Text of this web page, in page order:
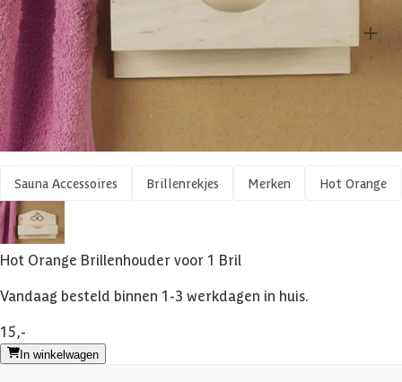
Overige specificaties
Afmetingen (bxl) 13x17x6 cm
Shop meer
Sauna Accessoires Brillenrekjes Merken Hot Orange
Hot Orange Brillenhouder voor 1 Bril
Vandaag besteld binnen 1-3 werkdagen in huis.
15,-
In winkelwagen